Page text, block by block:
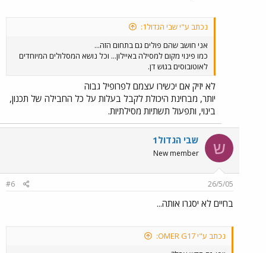
נכתב ע"י שבי הגדול1:
אני חושב שהם פולים גם בתחום הזה...
כמו פינוי מקום למסילה באיילון... וכל נושא המסלולים המיוחדים
לאוטובוסים בגוש דן.
לא יזיק אם יכשירו עצמם לפרופיל גבוה
יותר, מבחינת היכולת לקבל בעלות על כל החבילה של תכנון,
בינוי, ותפעול תשתיות מסילתיות.
ש שבי הגדול1
New member
26/5/05
#6
בחיים לא יסגרו אותה...
נכתב ע"י OMER G17: